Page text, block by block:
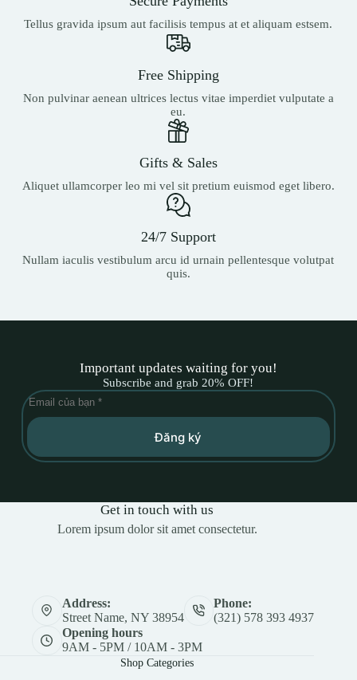
Tellus gravida ipsum aut facilisis tempus at et aliquam estsem.
Free Shipping
Non pulvinar aenean ultrices lectus vitae imperdiet vulputate a
eu.
Gifts & Sales
Aliquet ullamcorper leo mi vel sit pretium euismod eget libero.
24/7 Support
Nullam iaculis vestibulum arcu id urnain pellentesque volutpat
quis.
Important updates waiting for you!
Subscribe and grab 20% OFF!
Đăng ký
Get in touch with us
Lorem ipsum dolor sit amet consectetur.
Address:
Street Name, NY 38954
Phone:
(321) 578 393 4937
Opening hours
9AM - 5PM / 10AM - 3PM
Shop Categories